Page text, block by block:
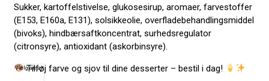
Sukker, kartoffelstivelse, glukosesirup, aromaer, farvestoffer
(E153, E160a, E131), solsikkeolie, overfladebehandlingsmiddel
(bivoks), hindbærsaftkoncentrat, surhedsregulator
(citronsyre), antioxidant (askorbinsyre).
Tilføj farve og sjov til dine desserter – bestil i dag!